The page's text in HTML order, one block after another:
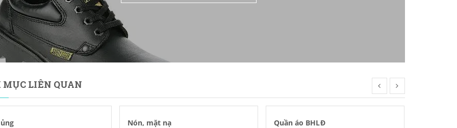
MỤC LIÊN QUAN
Nón, mặt nạ Quần áo BHLĐ